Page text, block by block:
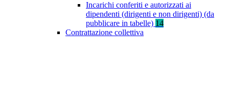
Incarichi conferiti e autorizzati ai
dipendenti (dirigenti e non dirigenti) (da
pubblicare in tabelle) 14
Contrattazione collettiva